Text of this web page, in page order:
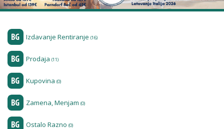
Izdavanje Rentiranje (16)
Prodaja (11)
Kupovina (0)
Zamena, Menjam (0)
Ostalo Razno (0)